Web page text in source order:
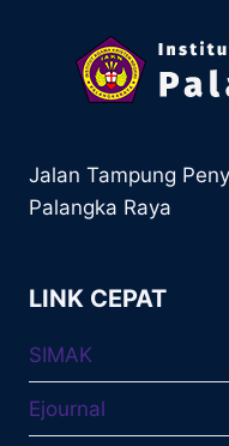
Jalan Tampung
Palangka Raya
LINK CEPAT
SIMAK
Ejournal